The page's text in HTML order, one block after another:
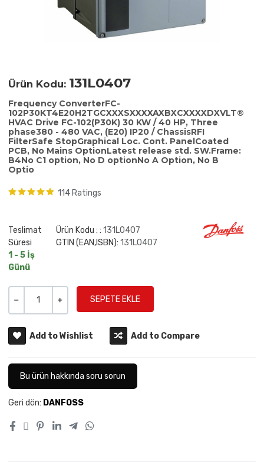
Ürün Kodu: 131L0407
Frequency ConverterFC-
102P30KT4E20H2TGCXXXSXXXXAXBXCXXXXDXVLT®
HVAC Drive FC-102(P30K) 30 KW / 40 HP, Three
phase380 - 480 VAC, (E20) IP20 / ChassisRFI
FilterSafe StopGraphical Loc. Cont. PanelCoated
PCB, No Mains OptionLatest release std. SW.Frame:
B4No C1 option, No D optionNo A Option, No B
Optio
114 Ratings
Teslimat
Süresi
1 - 5 İş
Günü
Ürün Kodu : : 131L0407
GTIN (EAN,ISBN): 131L0407
Add to Wishlist Add to Compare
Bu ürün hakkında soru sorun
Geri dön: DANFOSS